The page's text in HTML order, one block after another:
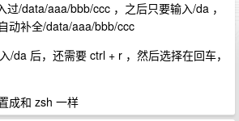
过/data/aaa/bbb/ccc ，之后只要输入/da ，
动补全/data/aaa/bbb/ccc
/da 后，还需要 ctrl + r ，然后选择在回车，
成和 zsh 一样